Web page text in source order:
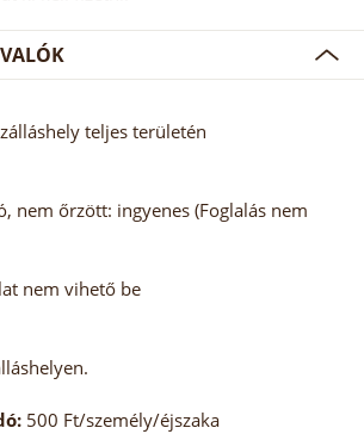
teljes területén
nem őrzött: ingyenes (Foglalás nem
nem vihető be
500 Ft/személy/éjszaka